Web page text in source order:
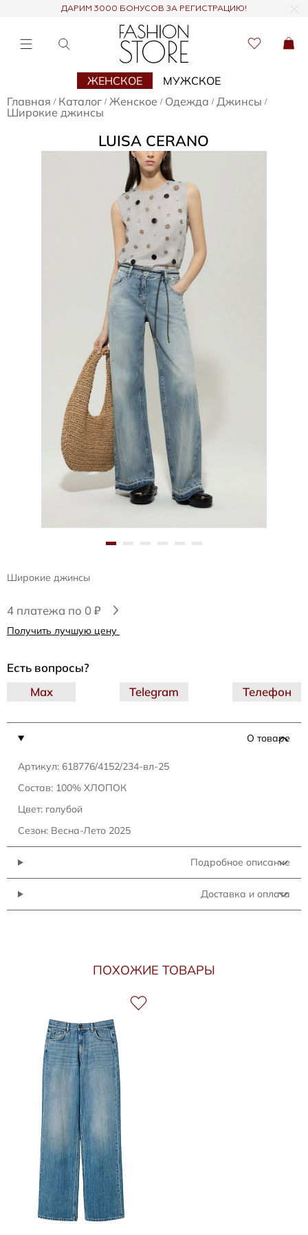
ДАРИМ 3000 БОНУСОВ ЗА РЕГИСТРАЦИЮ!
ЖЕНСКОЕ
МУЖСКОЕ
Главная / Каталог / Женское / Одежда / Джинсы /
Широкие джинсы
LUISA CERANO
Широкие джинсы
4 платежа по 0 ₽
Получить лучшую цену
О товаре
Артикул: 618776/4152/234-вл-25
Состав: 100% ХЛОПОК
Цвет: голубой
Сезон: Весна-Лето 2025
Подробное описание
Доставка и оплата
Есть вопросы?
Telegram
Max Телефон
ПОХОЖИЕ ТОВАРЫ